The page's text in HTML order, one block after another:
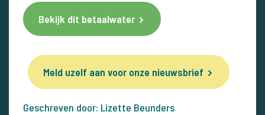
Bekijk dit betaalwater
Meld uzelf aan voor onze nieuwsbrief
Geschreven door: Lizette Beunders